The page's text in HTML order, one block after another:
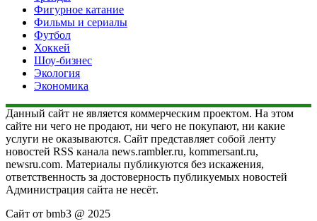
Фигурное катание
Фильмы и сериалы
Футбол
Хоккей
Шоу-бизнес
Экология
Экономика
Данный сайт не является коммерческим проектом. На этом
сайте ни чего не продают, ни чего не покупают, ни какие
услуги не оказываются. Сайт представляет собой ленту
новостей RSS канала news.rambler.ru, kommersant.ru,
newsru.com. Материалы публикуются без искажения,
ответственность за достоверность публикуемых новостей
Администрация сайта не несёт.
Сайт от bmb3 @ 2025